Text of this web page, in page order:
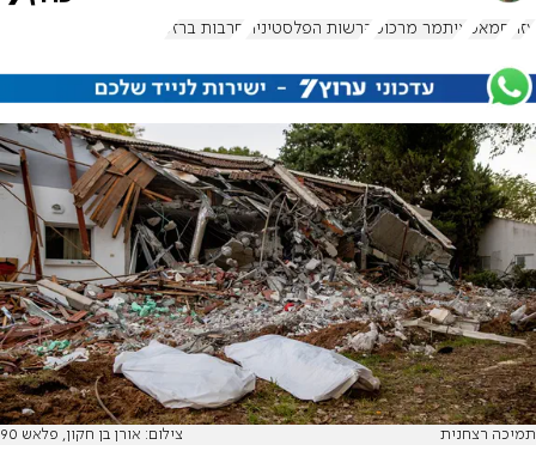
עזה חמאס איתמר מרכוס הרשות הפלסטינית חרבות ברזל
תמיכה רצחנית צילום: אורן בן חקון, פלאש 90